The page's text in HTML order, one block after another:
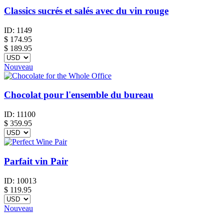
Classics sucrés et salés avec du vin rouge
ID: 1149
$ 174.95
$ 189.95
Nouveau
Chocolat pour l'ensemble du bureau
ID: 11100
$ 359.95
Parfait vin Pair
ID: 10013
$ 119.95
Nouveau